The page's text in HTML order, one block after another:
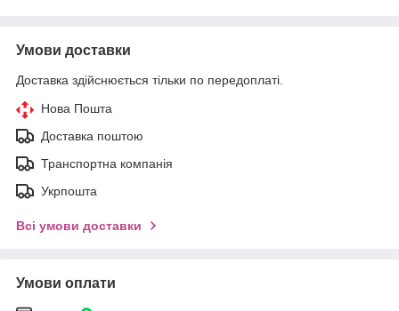
Умови доставки
Доставка здійснюється тільки по передоплаті.
Нова Пошта
Доставка поштою
Транспортна компанія
Укрпошта
Всі умови доставки
Умови оплати